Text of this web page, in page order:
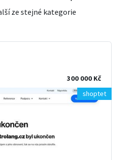
ze stejné kategorie
300 000 Kč
shoptet